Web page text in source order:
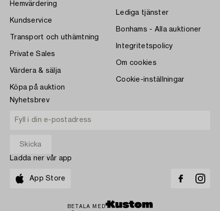
Hemvärdering
Kundservice
Transport och uthämtning
Private Sales
Värdera & sälja
Köpa på auktion
Lediga tjänster
Bonhams - Alla auktioner
Integritetspolicy
Om cookies
Cookie-inställningar
Nyhetsbrev
Ladda ner vår app
App Store
BETALA MED